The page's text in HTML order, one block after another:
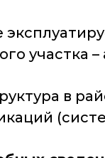
участка
в